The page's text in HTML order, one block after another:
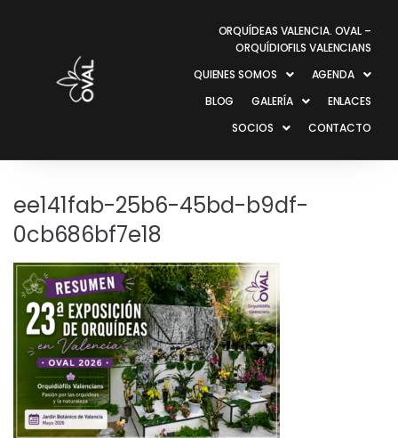
ORQUÍDEAS VALENCIA. OVAL –
ORQUÍDIOFILS VALENCIANS
QUIENES SOMOS
AGENDA
BLOG
GALERÍA
ENLACES
SOCIOS
CONTACTO
ee141fab-25b6-45bd-b9df-
0cb686bf7e18